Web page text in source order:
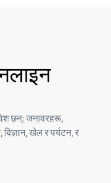
छन्: जनावरहरू,
खेल र पर्यटन, र